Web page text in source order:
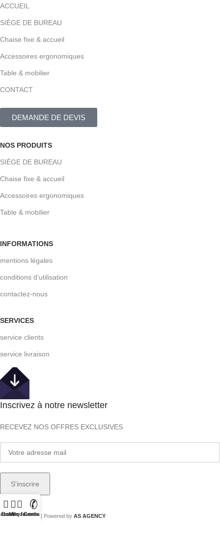
ACCUEIL
SIÈGE DE BUREAU
Chaise fixe & accueil
Accessoires ergonomiques
Table & mobilier
CONTACT
DEMANDE DE DEVIS
NOS PRODUITS
SIÈGE DE BUREAU
Chaise fixe & accueil
Accessoires ergonomiques
Table & mobilier
INFORMATIONS
mentions légales
conditions d’utilisation
contactez-nous
SERVICES
service clients
service livraison
Inscrivez à notre newsletter
RECEVEZ NOS OFFRES EXCLUSIVES
KORSI.TN 2025 | Powered by AS AGENCY
Boutique
Mes favoris
Contact